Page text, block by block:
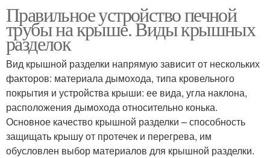
Правильное устройство печной
трубы на крыше. Виды крышных
разделок
Вид крышной разделки напрямую зависит от нескольких
факторов: материала дымохода, типа кровельного
покрытия и устройства крыши: ее вида, угла наклона,
расположения дымохода относительно конька.
Основное качество крышной разделки – способность
защищать крышу от протечек и перегрева, им
обусловлен выбор материалов для крышной разделки.